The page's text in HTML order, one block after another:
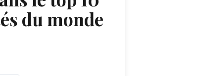
du monde